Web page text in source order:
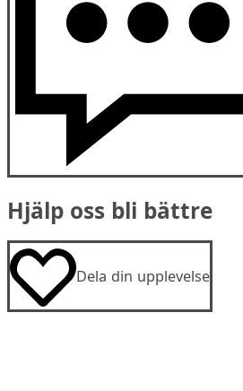
Hjälp oss bli bättre
Dela din upplevelse